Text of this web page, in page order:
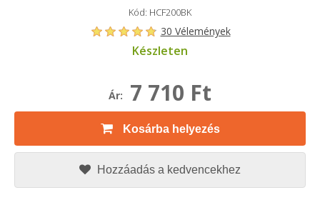
Kód: HCF200BK
30 Vélemények
Készleten
Ár: 7 710 Ft
Kosárba helyezés
Hozzáadás a kedvencekhez